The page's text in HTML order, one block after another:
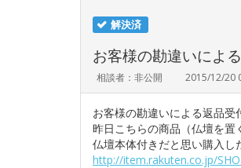
解決済
お客様の勘違いによ
相談者：非公開 2015/12/20
お客様の勘違いによる返品受
昨日こちらの商品（仏壇を
仏壇本体付きだと思い購入し
http://item.rakuten.co.jp/